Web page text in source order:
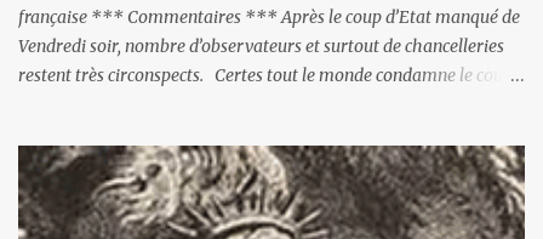
française *** Commentaires *** Après le coup d’Etat manqué de
Vendredi soir, nombre d’observateurs et surtout de chancelleries
restent très circonspects. Certes tout le monde condamne le coup
actions menées par le président Erdoğan, et pour certains sur la
réalisation du putsch lui-même.